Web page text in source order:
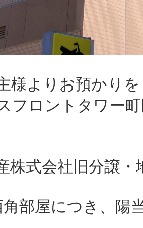
様よりお預かり
フロントタワー
株式会社旧分譲
部屋につき、陽